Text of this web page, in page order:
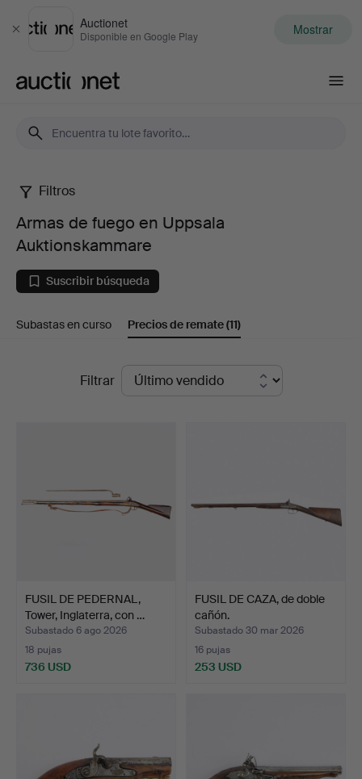
Cerrar
Auctionet
Disponible en Google Play Mostrar
Armas
de
fuego
en
Auktionskammare
Filtros
Armas de fuego en Uppsala
Auktionskammare
Suscribir búsqueda
Subastas en curso Precios de remate(11)
Filtrar
FUSIL DE PEDERNAL,
Tower, Inglaterra, con …
Subastado 6 ago 2026
18 pujas
736 USD
FUSIL DE CAZA, de doble
cañón.
Subastado 30 mar 2026
16 pujas
253 USD